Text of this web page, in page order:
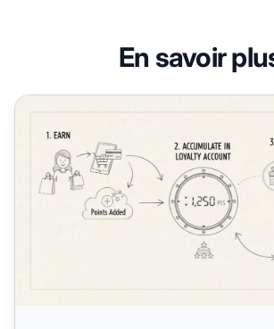
En savoir
Comment fonctionnent les